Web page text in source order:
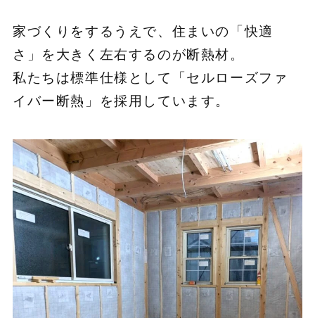
家づくりをするうえで、住まいの「快適
さ」を大きく左右するのが断熱材。
私たちは標準仕様として「セルローズファ
イバー断熱」を採用しています。